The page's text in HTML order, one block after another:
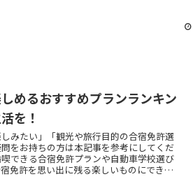
めるおすすめプランランキン
を！
みたい」「観光や旅行目的の合宿免許選
をお持ちの方は本記事を参考にしてくだ
できる合宿免許プランや自動車学校選び
免許を思い出に残る楽しいものにできる